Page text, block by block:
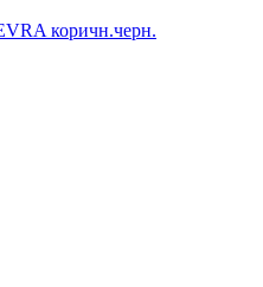
коричн.черн.